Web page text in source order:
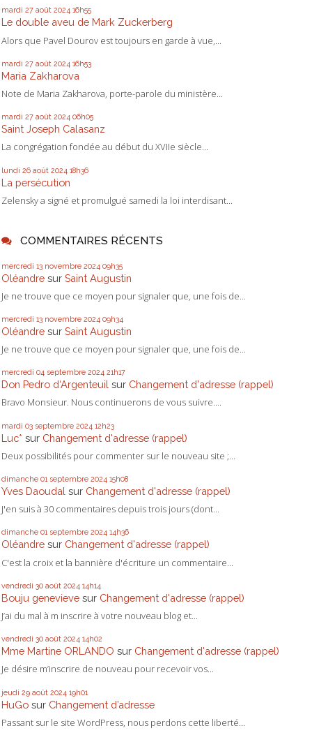
mardi 27 août 2024 16h55
Le double aveu de Mark Zuckerberg
Alors que Pavel Dourov est toujours en garde à vue,...
mardi 27 août 2024 16h53
Maria Zakharova
Note de Maria Zakharova, porte-parole du ministère...
mardi 27 août 2024 06h05
Saint Joseph Calasanz
La congrégation fondée au début du XVIIe siècle...
lundi 26 août 2024 18h36
La persécution
Zelensky a signé et promulgué samedi la loi interdisant...
COMMENTAIRES RÉCENTS
mercredi 13 novembre 2024 09h35
Oléandre sur Saint Augustin
Je ne trouve que ce moyen pour signaler que, une fois de...
mercredi 13 novembre 2024 09h34
Oléandre sur Saint Augustin
Je ne trouve que ce moyen pour signaler que, une fois de...
mercredi 04 septembre 2024 21h17
Don Pedro d‘Argenteuil sur Changement d'adresse (rappel)
Bravo Monsieur. Nous continuerons de vous suivre....
mardi 03 septembre 2024 12h23
Luc* sur Changement d'adresse (rappel)
Deux possibilités pour commenter sur le nouveau site ;...
dimanche 01 septembre 2024 15h08
Yves Daoudal sur Changement d'adresse (rappel)
J'en suis à 30 commentaires depuis trois jours (dont...
dimanche 01 septembre 2024 14h36
Oléandre sur Changement d'adresse (rappel)
C'est la croix et la bannière d'écriture un commentaire...
vendredi 30 août 2024 14h14
Bouju genevieve sur Changement d'adresse (rappel)
J’ai du mal à m inscrire à votre nouveau blog et...
vendredi 30 août 2024 14h02
Mme Martine ORLANDO sur Changement d'adresse (rappel)
Je désire m’inscrire de nouveau pour recevoir vos...
jeudi 29 août 2024 19h01
HuGo sur Changement d’adresse
Passant sur le site WordPress, nous perdons cette liberté...